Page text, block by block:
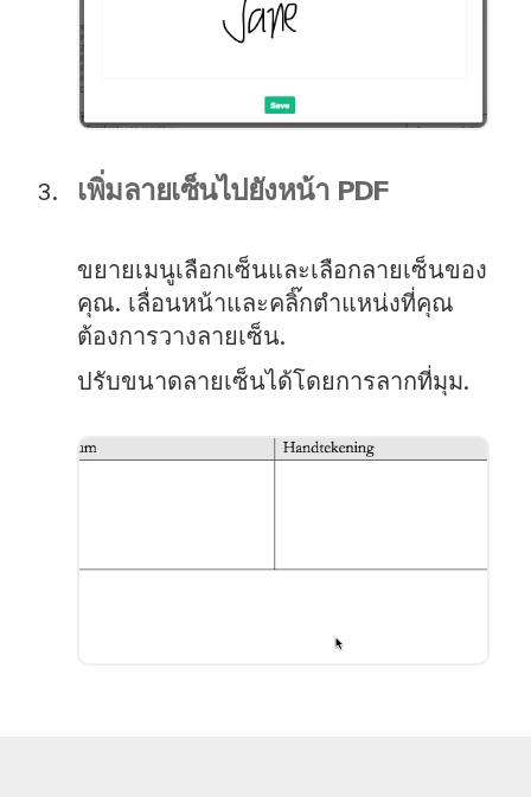
เพิ่มลายเซ็นไปยังหน้า PDF
ขยายเมนูเลือกเซ็นและเลือกลายเซ็นของ
คุณ. เลื่อนหน้าและคลิ๊กตำแหน่งที่คุณ
ต้องการวางลายเซ็น.
ปรับขนาดลายเซ็นได้โดยการลากที่มุม.